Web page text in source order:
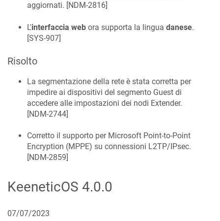
aggiornati. [NDM-2816]
L'interfaccia web ora supporta la lingua danese.
[SYS-907]
Risolto
La segmentazione della rete è stata corretta per
impedire ai dispositivi del segmento Guest di
accedere alle impostazioni dei nodi Extender.
[NDM-2744]
Corretto il supporto per Microsoft Point-to-Point
Encryption (MPPE) su connessioni L2TP/IPsec.
[NDM-2859]
KeeneticOS 4.0.0
07/07/2023